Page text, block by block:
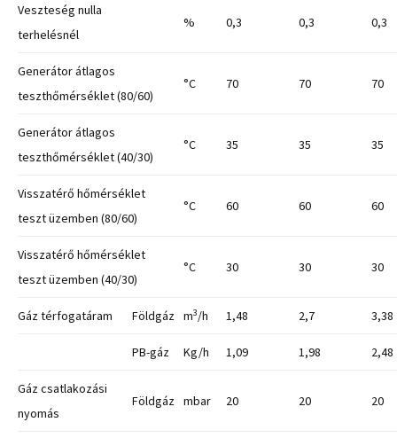
Veszteség nulla
terhelésnél
% 0,3 0,3 0,3
Generátor átlagos
teszthőmérséklet (80/60)
°C 70 70 70
Generátor átlagos
teszthőmérséklet (40/30)
°C 35 35 35
Visszatérő hőmérséklet
teszt üzemben (80/60)
°C 60 60 60
Visszatérő hőmérséklet
teszt üzemben (40/30)
°C 30 30 30
Gáz térfogatáram Földgáz m3/h 1,48 2,7 3,38
PB-gáz Kg/h 1,09 1,98 2,48
Gáz csatlakozási
nyomás
Földgáz mbar 20 20 20